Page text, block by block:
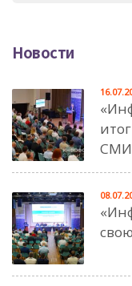
Новости
СМИ